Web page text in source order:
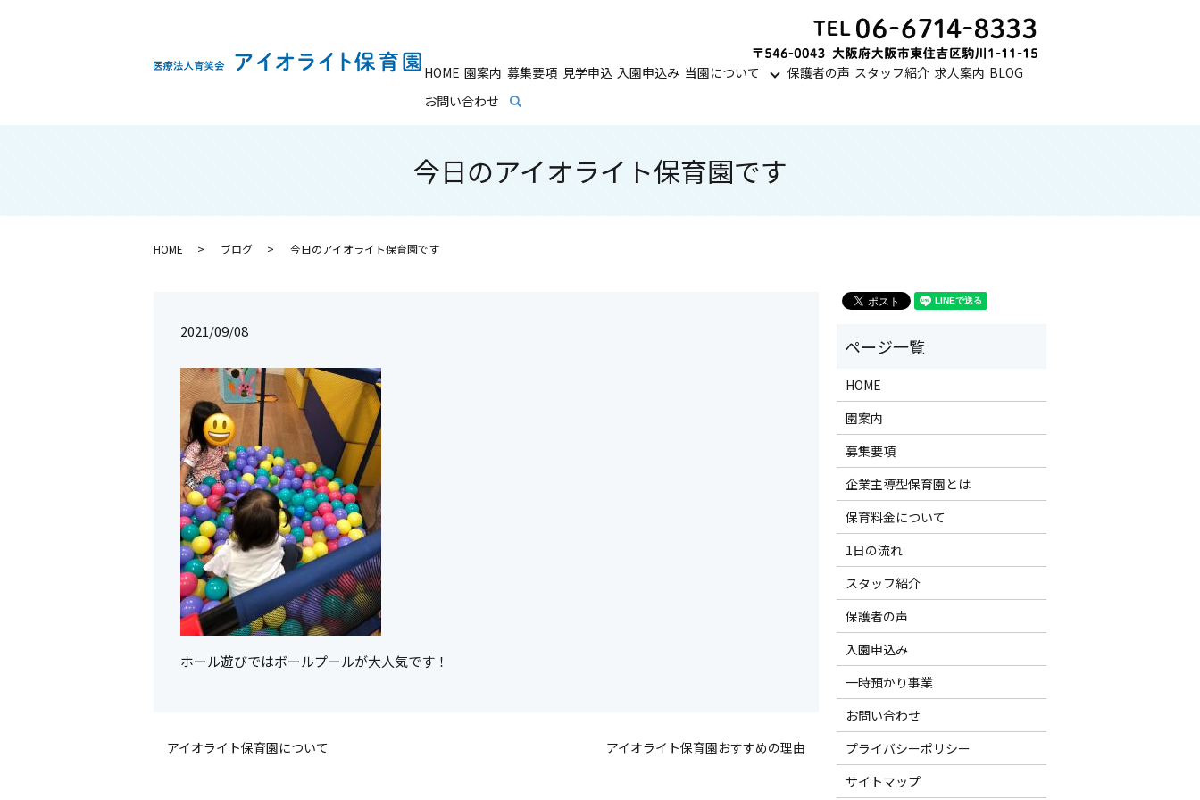
HOME 園案内 募集要項 見学申込 入園申込み 当園について 保護者の声 スタッフ紹介 求人案内 BLOG
お問い合わせ
今日のアイオライト保育園です
HOME ブログ 今日のアイオライト保育園です
2021/09/08
ホール遊びではボールプールが大人気です！
アイオライト保育園について アイオライト保育園おすすめの理由
HOME
園案内
募集要項
企業主導型保育園とは
保育料金について
1日の流れ
スタッフ紹介
保護者の声
入園申込み
一時預かり事業
お問い合わせ
プライバシーポリシー
サイトマップ